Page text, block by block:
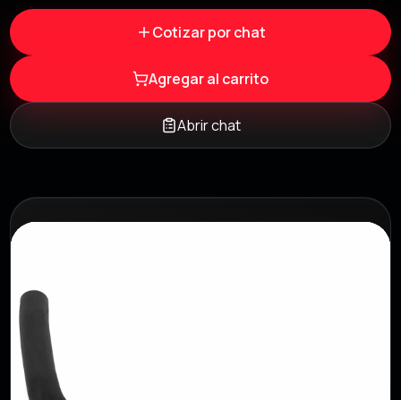
Cotizar por chat
Agregar al carrito
Abrir chat